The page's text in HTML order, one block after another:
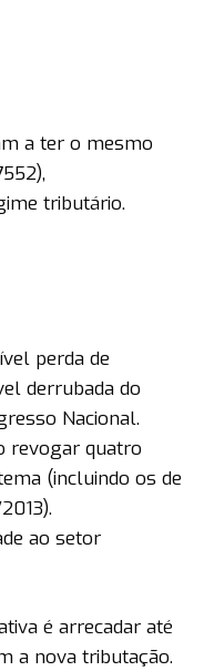
a ter o mesmo
tributário.
perda de
derrubada do
Nacional.
revogar quatro
(incluindo os de
ao setor
é arrecadar até
a nova tributação.